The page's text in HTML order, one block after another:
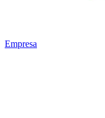
Empresa